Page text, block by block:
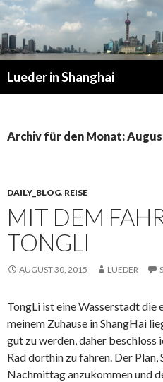
Lueder in Shanghai
Archiv für den Monat:
DAILY_BLOG, REISE
MIT DEM
TONGLI
AUGUST 30, 2015 LUEDER
TongLi ist eine Wasserstadt
meinem Zuhause in ShangHai
gut zu werden, daher
Rad dorthin zu fahren. Der Plan,
Nachmittag anzukommen und